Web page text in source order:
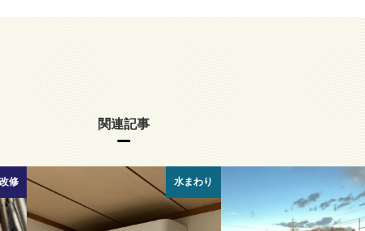
関連記事
修 水まわり